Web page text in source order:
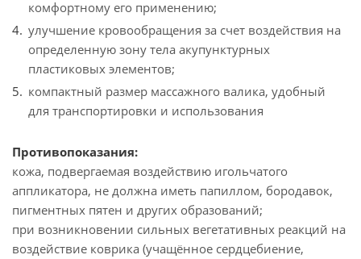
комфортному его применению;
улучшение кровообращения за счет воздействия на
определенную зону тела акупунктурных
пластиковых элементов;
компактный размер массажного валика, удобный
для транспортировки и использования
Противопоказания:
кожа, подвергаемая воздействию игольчатого
аппликатора, не должна иметь папиллом, бородавок,
пигментных пятен и других образований;
при возникновении сильных вегетативных реакций на
воздействие коврика (учащённое сердцебиение,